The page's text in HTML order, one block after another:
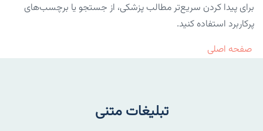
برای پیدا کردن سریع‌تر مطالب پزشکی، از جستجو یا برچسب‌های
پرکاربرد استفاده کنید.
صفحه اصلی
تبلیغات متنی